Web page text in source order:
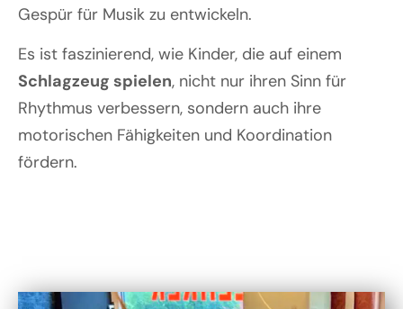
Gespür für Musik zu entwickeln.
Es ist faszinierend, wie Kinder, die auf einem
Schlagzeug spielen, nicht nur ihren Sinn für
Rhythmus verbessern, sondern auch ihre
motorischen Fähigkeiten und Koordination
fördern.